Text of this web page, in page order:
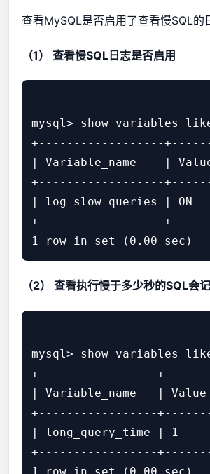
查看MySQL是否启用了查看慢SQL的
（1） 查看慢SQL日志是否启用
mysql> show variables
+------------------
| Variable_name    |
+------------------
| log_slow_queries | ON
+------------------
（2） 查看执行慢于多少秒的SQL会
mysql> show variables
+-----------------
| Variable_name   |
+-----------------
| long_query_time | 1
+-----------------
1 row in set (0.00 sec)